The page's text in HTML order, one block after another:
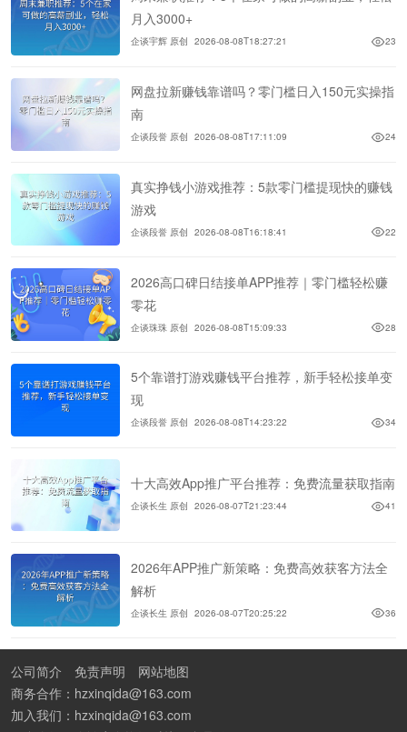
月入3000+
企谈宇辉 原创 2026-08-08T18:27:21 23
网盘拉新赚钱靠谱吗？零门槛日入150元实操指
南
企谈段誉 原创 2026-08-08T17:11:09 24
真实挣钱小游戏推荐：5款零门槛提现快的赚钱
游戏
企谈段誉 原创 2026-08-08T16:18:41 22
2026高口碑日结接单APP推荐｜零门槛轻松赚
零花
企谈珠珠 原创 2026-08-08T15:09:33 28
5个靠谱打游戏赚钱平台推荐，新手轻松接单变
现
企谈段誉 原创 2026-08-08T14:23:22 34
十大高效App推广平台推荐：免费流量获取指南
企谈长生 原创 2026-08-07T21:23:44 41
2026年APP推广新策略：免费高效获客方法全
解析
企谈长生 原创 2026-08-07T20:25:22 36
公司简介 免责声明
网站地图
商务合作：hzxinqida@163.com
加入我们：hzxinqida@163.com